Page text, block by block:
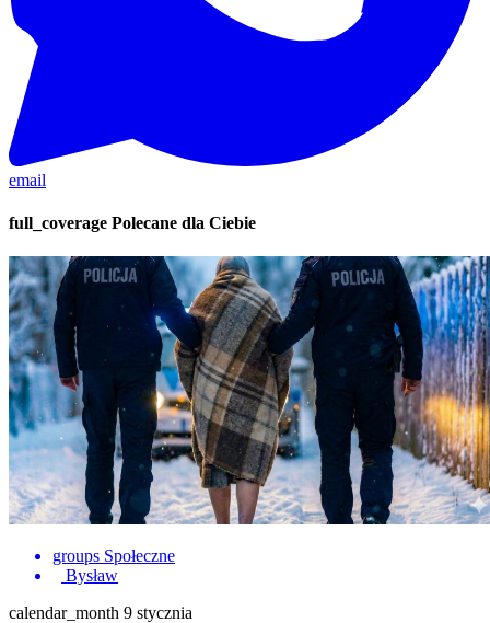
email
full_coverage Polecane dla Ciebie
groups Społeczne
Bysław
calendar_month 9 stycznia